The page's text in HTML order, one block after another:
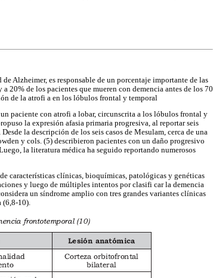
Alzheimer, es responsable de un porcentaje importante de las
20% de los pacientes que mueren con demencia antes de los 70
de la atrofi a en los lóbulos frontal y temporal
paciente con atrofi a lobar, circunscrita a los lóbulos frontal y
la expresión afasia primaria progresiva, al reportar seis
la descripción de los seis casos de Mesulam, cerca de una
y cols. (5) describieron pacientes con un daño progresivo
la literatura médica ha seguido reportando numerosos
características clínicas, bioquímicas, patológicas y genéticas
y luego de múltiples intentos por clasifi car la demencia
un síndrome amplio con tres grandes variantes clínicas
10).